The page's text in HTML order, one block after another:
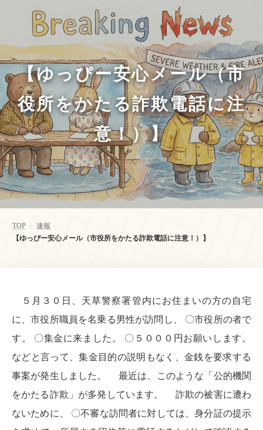
【ゆっぴー安心メール（市
役所をかたる詐欺電話に注
意！）】
TOP > 速報 >
【ゆっぴー安心メール（市役所をかたる詐欺電話に注意！）】
５月３０日、天草警察署管内にお住まいの方の自宅
に、市役所職員を名乗る男性が訪問し、 〇市役所の者で
す。 〇集金に来ました。 〇５０００円お願いします。
などと言って、集金目的の説明もなく、金銭を要求する
事案が発生しました。 最近は、このような「公的機関
をかたる詐欺」が多発しています。 詐欺の被害に遭わ
ないために、 〇不審な訪問者に対しては、身分証の提示